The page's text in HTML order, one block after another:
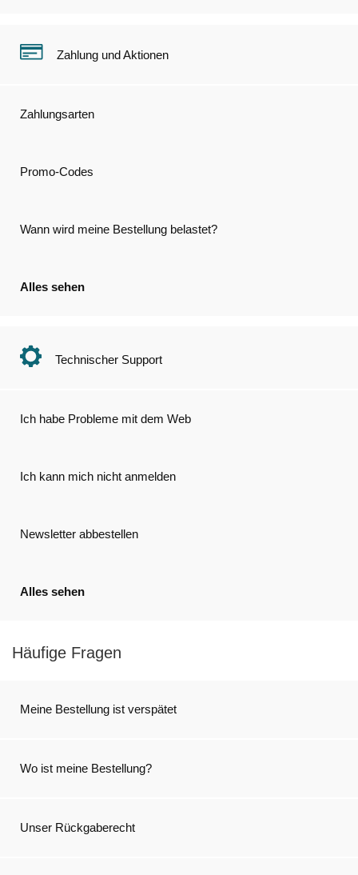
Zahlung und Aktionen
Zahlungsarten
Promo-Codes
Wann wird meine Bestellung belastet?
Alles sehen
Technischer Support
Ich habe Probleme mit dem Web
Ich kann mich nicht anmelden
Newsletter abbestellen
Alles sehen
Häufige Fragen
Meine Bestellung ist verspätet
Wo ist meine Bestellung?
Unser Rückgaberecht